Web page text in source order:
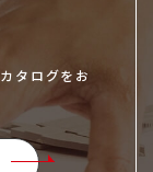
タログをお